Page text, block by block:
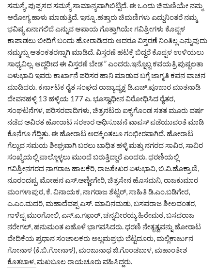
ಸಮಸ್ಯೆ, ಪುಪ್ಪಸದ ಸಮಸ್ಯೆ ಸಾಮಾನ್ಯವಾಗಿಬಿಟ್ಟಿದೆ. ಈ ಒಂದು ಚಿಮಣಿಯೇ ನಮ್ಮ
ಆರೋಗ್ಯ ಹಾಳು ಮಾಡುತ್ತಿದೆ. ಇನ್ನೂ .ಹತ್ತಾರು ಚಿಮಣಿಗಳು ಎದ್ದುನಿಂತರೆ ನಮ್ಮ
ಭವಿಷ್ಯ ಏನಾಗಲಿದೆ ಎನ್ನುವ ಆಪಾಯ ಗೊತ್ತಾಗಿಯೇ ಗವಿಶ್ರೀಗಳು ಕೊಪ್ಪಳ
ಕಾಪಾಡಲು ಬೀದಿಗೆ ಬಂದು ಹೋರಾಡಿದರು ಆದರೂ ವಿಸ್ತರಣೆ ನಿಂತಿಲ್ಲ ಎನ್ನುವುದು
ನಮ್ಮನ್ನು ಆತಂಕತರನ್ನಾಗಿ ಮಾಡಿದೆ. ವಿಸ್ತರಣೆ ಹಟಕ್ಕೆ ಬಿದ್ದರೆ ಕೊಪ್ಪಳ ಉಳಿಯಲು
ಸಾಧ್ಯವಿಲ್ಲ. ಆದ್ದರಿಃದ ಈ ವಿಸ್ತರಣೆ ಬೇಡ ” ಎಂದರು.ಇನ್ನೊಬ್ಬ ಕವಯತ್ರಿ ಪುಷ್ಪಲತಾ
ಏಳುಭಾವಿ ಇವರು ಕಾರ್ಖಾನೆ ಪರಿಸರ ಹಾನಿ ಮಾಡುವ ಬಗ್ಗೆ ಜಾಗೃತಿ ಕವನ ವಾಚನ
ಮಾಡಿದರು. ಕರ್ನಾಟಕ ರೈತ ಸಂಘದ ರಾಜ್ಯಾಧ್ಯಕ್ಷ ಡಿ.ಎಚ್.ಪೂಜಾರ ಮಾತನಾಡಿ
ದೇವನಹಳ್ಳಿ 13 ಹಳ್ಳಿಯ 177 ಎ. ಭೂಸ್ವಾಧೀನ ವಿರೋಧಿಸಿದ ರೈತರ,
ಸಂಘಟನೆಗಳ, ಪರಿಸರವಾದಿಗಳು, ಚಿತ್ರನಟರು ಐಕ್ಯಗೊಂಡ ಸತತ ಮೂರು ವರ್ಷ
ನಡೆದ ಅವಿರತ ಹೋರಾಟ ಸರಕಾರ ಅಧಿಸೂಚನೆ ವಾಪಸ್ ಪಡೆಯುವಂತೆ ಮಾಡಿ
ಕೊನೆಗೂ ಗೆದ್ದಿತು. ಈ ಹೋರಾಟ ಅದಕ್ಕಿಂತಲೂ ಗಂಭೀರವಾಗಿದೆ. ಹೋರಾಟ
ಗೆಲ್ಲುವ ಸಮಯ ಶೀಘ್ರವಾಗಿ ಬರಲು ಬಾಧಿತ ಹಳ್ಳಿ ಮತ್ತು ನಗರದ ಸಾವಿರ, ಸಾವಿರ
ಸಂಖ್ಯೆಯಲ್ಲಿ ಪಾಲ್ಗೊಳ್ಳಲು ಮುಂದೆ ಬರುತ್ತಿದ್ದಾರೆ ಎಂದರು. ಧರಣಿಯಲ್ಲಿ
ಗವಿಶ್ರೀನಗರದ ನಾಗರಾಜ ಹಾಲಕೆರಿ, ರಾಜಶೇಖರ ಏಳುಭಾವಿ, ಬಿ.ವಿ.ಹೊಕ್ರಾಣಿ,
ನೂರಂದಪ್ಪ, ಮೋಹನ ಎಸ್.ಅಣ್ಣೀಗೇರಿ, ಚಿತ್ರಸೇನ ಹೊಸಮನಿ, ರಾಜಕುಮಾರ
ಮಂಗಳಾಪುರ, ಕೆ. ವಿನಾಯಕ, ನಾಗರಾಜ ಶೆಟ್ಟರ್, ಸಾಹಿತಿ ಡಿ.ಎಂ.ಬಡಿಗೇರ,
ಎ.ಎಂ.ಮದರಿ, ಮಹಾದೆವಪ್ಪ ಎಸ್. ಮಾವಿನಮಡು, ಬಸವರಾಜ ಶೀಲವಂತರ,
ಗಾಳೆಪ್ಪ ಮುಂಗೋಲಿ, ಎಸ್.ಎ.ಗಫಾರ್, ಚನ್ನವೀರಯ್ಯ ಹಿರೇಮಠ, ಬಸವರಾಜ
ನರೇಗಲ್, ಹನುಮಂತ ಐಹೊಳೆ ಭಾಗವಸಿದರು. ಧರಣಿ ನೇತೃತ್ವವನ್ನು ಹೋರಾಟ
ವೇದಿಕೆಯ ಪ್ರಧಾನ ಸಂಚಾಲಕರು ಅಲ್ಲಮಪ್ರಭು ಬೆಟ್ಟದೂರು, ಮಲ್ಲಿಕಾರ್ಜುನ
ಗೋನಾಳ (ಕೆ.ಬಿ.ಗೋನಾಳ), ಮಂಜುನಾಥ ಜಿ.ಗೊಂಡಬಾಳ, ಮಹಾಂತೇಶ
ಕೊತಬಾಳ, ಮಖಬೂಲ ರಾಯಚೂರು ವಹಿಸಿದ್ದರು.